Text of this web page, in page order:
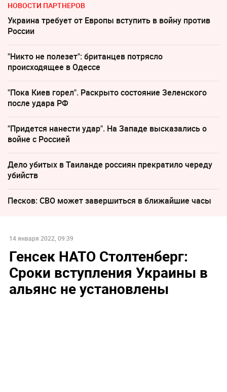
НОВОСТИ ПАРТНЕРОВ
Украина требует от Европы вступить в войну против
России
"Никто не полезет": британцев потрясло
происходящее в Одессе
"Пока Киев горел". Раскрыто состояние Зеленского
после удара РФ
"Придется нанести удар". На Западе высказались о
войне с Россией
Дело убитых в Таиланде россиян прекратило череду
убийств
Песков: СВО может завершиться в ближайшие часы
14 января 2022, 09:39
Генсек НАТО Столтенберг:
Сроки вступления Украины в
альянс не установлены